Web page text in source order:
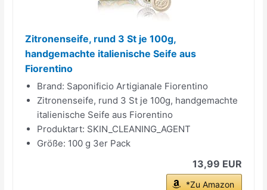
Zitronenseife, rund 3 St je 100g,
handgemachte italienische Seife aus
Fiorentino
Brand: Saponificio Artigianale Fiorentino
Zitronenseife, rund 3 St je 100g, handgemachte
italienische Seife aus Fiorentino
Produktart: SKIN_CLEANING_AGENT
Größe: 100 g 3er Pack
13,99 EUR
*Zu Amazon